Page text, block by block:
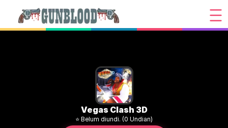
Vegas Clash 3D
⭐ Belum diundi. (0 Undian)